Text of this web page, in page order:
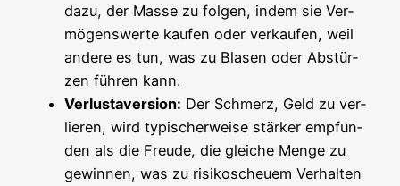
dazu, der Mas­se zu fol­gen, indem sie Ver­
mö­gens­wer­te kau­fen oder ver­kau­fen, weil
ande­re es tun, was zu Bla­sen oder Abstür­
zen füh­ren kann.
Ver­lust­aver­si­on: Der Schmerz, Geld zu ver­
lie­ren, wird typi­scher­wei­se stär­ker emp­fun­
den als die Freu­de, die glei­che Men­ge zu
gewin­nen, was zu risi­ko­scheu­em Ver­hal­ten